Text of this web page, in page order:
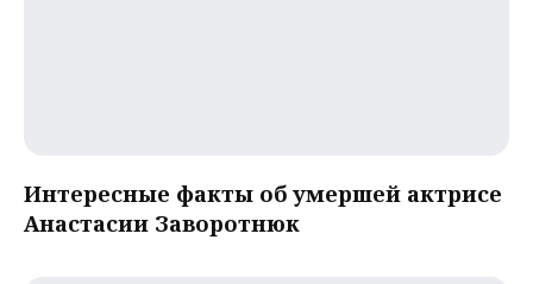
Интересные факты об умершей актрисе
Анастасии Заворотнюк